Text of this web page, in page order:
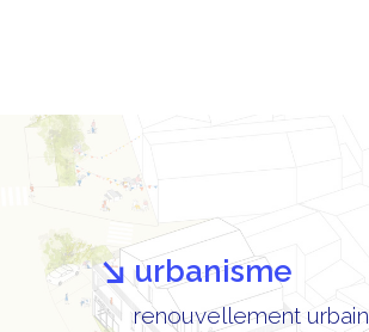
urbanisme
renouvellement urbain